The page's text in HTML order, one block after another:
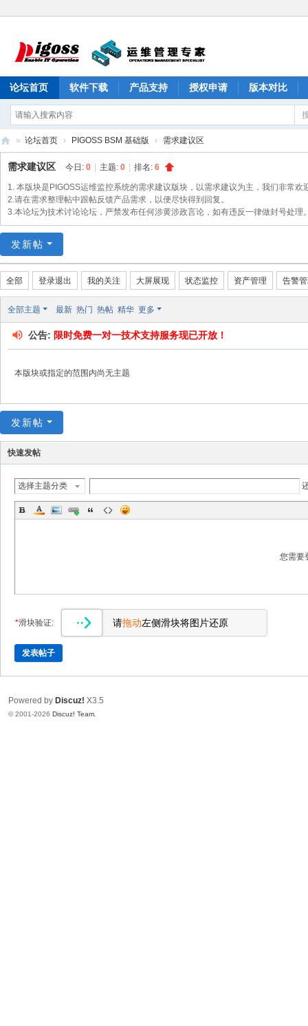
论坛首页 软件下载 产品支持 授权申请 版本对比
PI
O
品
论
坛
» 论坛首页 › PIGOSS BSM 基础版 › 需求建议区
需求建议区 今日: 0 主题: 0 排名: 6
1. 本版块是PIGOSS运维监控系统的需求建议版块，以需求建议为主，我们非常
2.请在需求整理帖中跟帖反馈产品需求，以便尽快得到回复。
3.本论坛为技术讨论论坛，严禁发布任何涉黄涉政言论，如有违反一律做封号处理
发新帖
全部 登录退出 我的关注 大屏展现 状态监控 资产管理 告警
全部主题 最新 热门 热帖 精华 更多
公告: 限时免费一对一技术支持服务现已开放！
本版块或指定的范围内尚无主题
发新帖
快速发帖
选择主题分类
您需要
*滑块验证: 请拖动左侧滑块将图片还原
发表帖子
Powered by Discuz! X3.5
© 2001-2026 Discuz! Team